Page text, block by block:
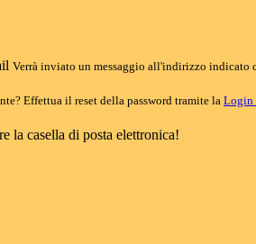
Verrà inviato un messaggio all'indirizzo indicato
Effettua il reset della password tramite la Login
la casella di posta elettronica!